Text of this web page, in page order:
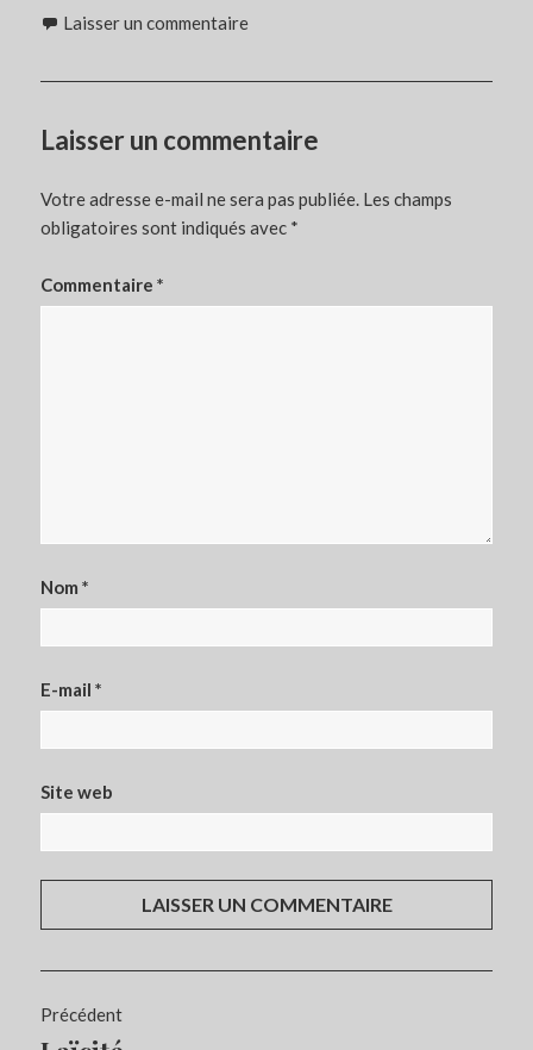
Laisser un commentaire
Laisser un commentaire
Votre adresse e-mail ne sera pas publiée. Les champs
obligatoires sont indiqués avec *
Commentaire*
Nom*
E-mail*
Site web
Navigation
de
Précédent